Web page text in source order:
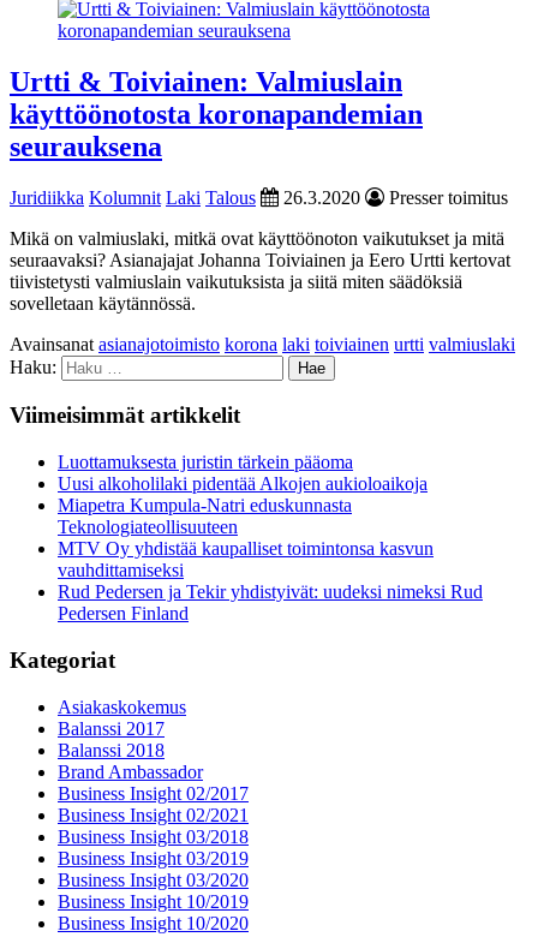
Urtti & Toiviainen: Valmiuslain
käyttöönotosta koronapandemian
seurauksena
Juridiikka Kolumnit Laki Talous 26.3.2020
Presser toimitus
Mikä on valmiuslaki, mitkä ovat käyttöönoton vaikutukset ja mitä
seuraavaksi? Asianajajat Johanna Toiviainen ja Eero Urtti kertovat
tiivistetysti valmiuslain vaikutuksista ja siitä miten säädöksiä
sovelletaan käytännössä.
Avainsanat asianajotoimisto korona laki toiviainen urtti valmiuslaki
Haku:
Viimeisimmät artikkelit
Luottamuksesta juristin tärkein pääoma
Uusi alkoholilaki pidentää Alkojen aukioloaikoja
Miapetra Kumpula-Natri eduskunnasta
Teknologiateollisuuteen
MTV Oy yhdistää kaupalliset toimintonsa kasvun
vauhdittamiseksi
Rud Pedersen ja Tekir yhdistyivät: uudeksi nimeksi Rud
Pedersen Finland
Kategoriat
Asiakaskokemus
Balanssi 2017
Balanssi 2018
Brand Ambassador
Business Insight 02/2017
Business Insight 02/2021
Business Insight 03/2018
Business Insight 03/2019
Business Insight 03/2020
Business Insight 10/2019
Business Insight 10/2020